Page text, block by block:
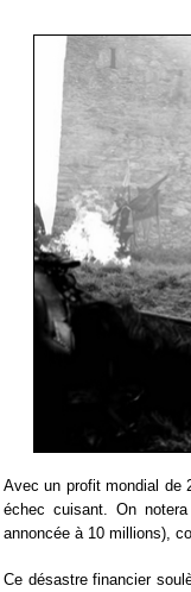
Avec un profit mondial de
échec cuisant. On
annoncée à 10 millions),
Ce désastre financier